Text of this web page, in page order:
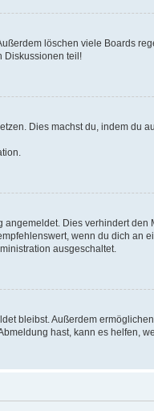
löschen viele Boards
Diskussionen teil!
Dies machst du, indem du
Dies verhindert
wenn du dich an
ausgeschaltet.
bleibst. Außerdem
hast, kann es helfen,